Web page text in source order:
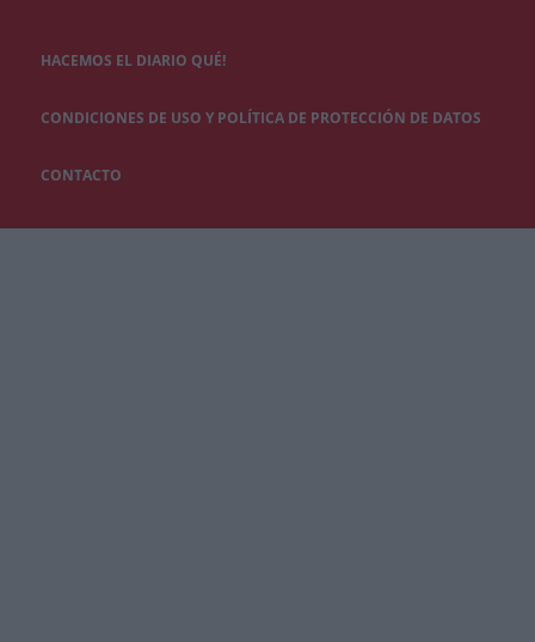
HACEMOS EL DIARIO QUÉ!
CONDICIONES DE USO Y POLÍTICA DE PROTECCIÓN DE DATOS
CONTACTO